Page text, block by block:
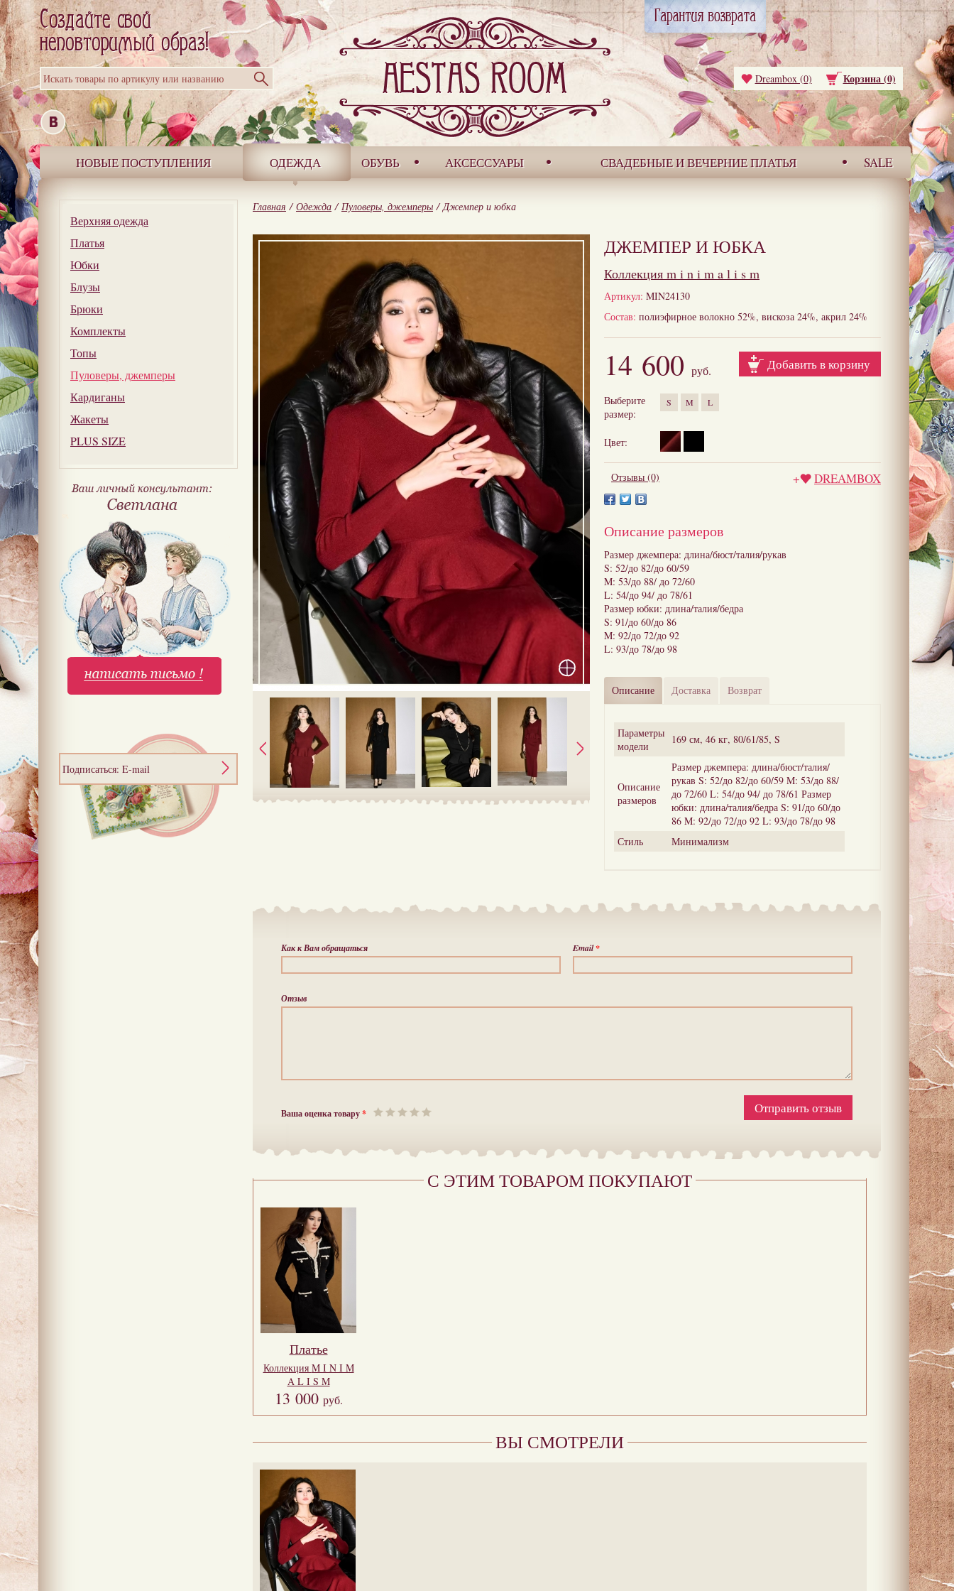
Искать товары по артикулу или названию
НОВЫЕ ПОСТУПЛЕНИЯ ОДЕЖДА ОБУВЬ АКСЕССУАРЫ СВАДЕБНЫЕ И ВЕЧЕРНИЕ ПЛАТЬЯ SALE
Dreambox (0) Корзина (0)
Верхняя одежда
Платья
Юбки
Блузы
Брюки
Комплекты
Топы
Пуловеры, джемперы
Кардиганы
Жакеты
PLUS SIZE
Подписаться: E-mail
Главная / Одежда / Пуловеры, джемперы / Джемпер и юбка
ДЖЕМПЕР И ЮБКА
Коллекция m i n i m a l i s m
Артикул: MIN24130
Состав: полиэфирное волокно 52%, вискоза 24%, акрил 24%
Добавить в корзину
14 600 руб.
Выберите
размер:
S M L
Цвет:
Отзывы (0) + DREAMBOX
Описание размеров
Размер джемпера: длина/бюст/талия/рукав
S: 52/до 82/до 60/59
M: 53/до 88/ до 72/60
L: 54/до 94/ до 78/61
Размер юбки: длина/талия/бедра
S: 91/до 60/до 86
M: 92/до 72/до 92
L: 93/до 78/до 98
Описание Доставка Возврат
Параметры
модели
169 см, 46 кг, 80/61/85, S
Описание
размеров
Размер джемпера: длина/бюст/талия/
рукав S: 52/до 82/до 60/59 M: 53/до 88/
до 72/60 L: 54/до 94/ до 78/61 Размер
юбки: длина/талия/бедра S: 91/до 60/до
86 M: 92/до 72/до 92 L: 93/до 78/до 98
Стиль
Минимализм
Как к Вам обращаться Email*
Отзыв
Ваша оценка товару* Отправить отзыв
С ЭТИМ ТОВАРОМ ПОКУПАЮТ
Платье
Коллекция M I N I M
A L I S M
13 000 руб.
ВЫ СМОТРЕЛИ